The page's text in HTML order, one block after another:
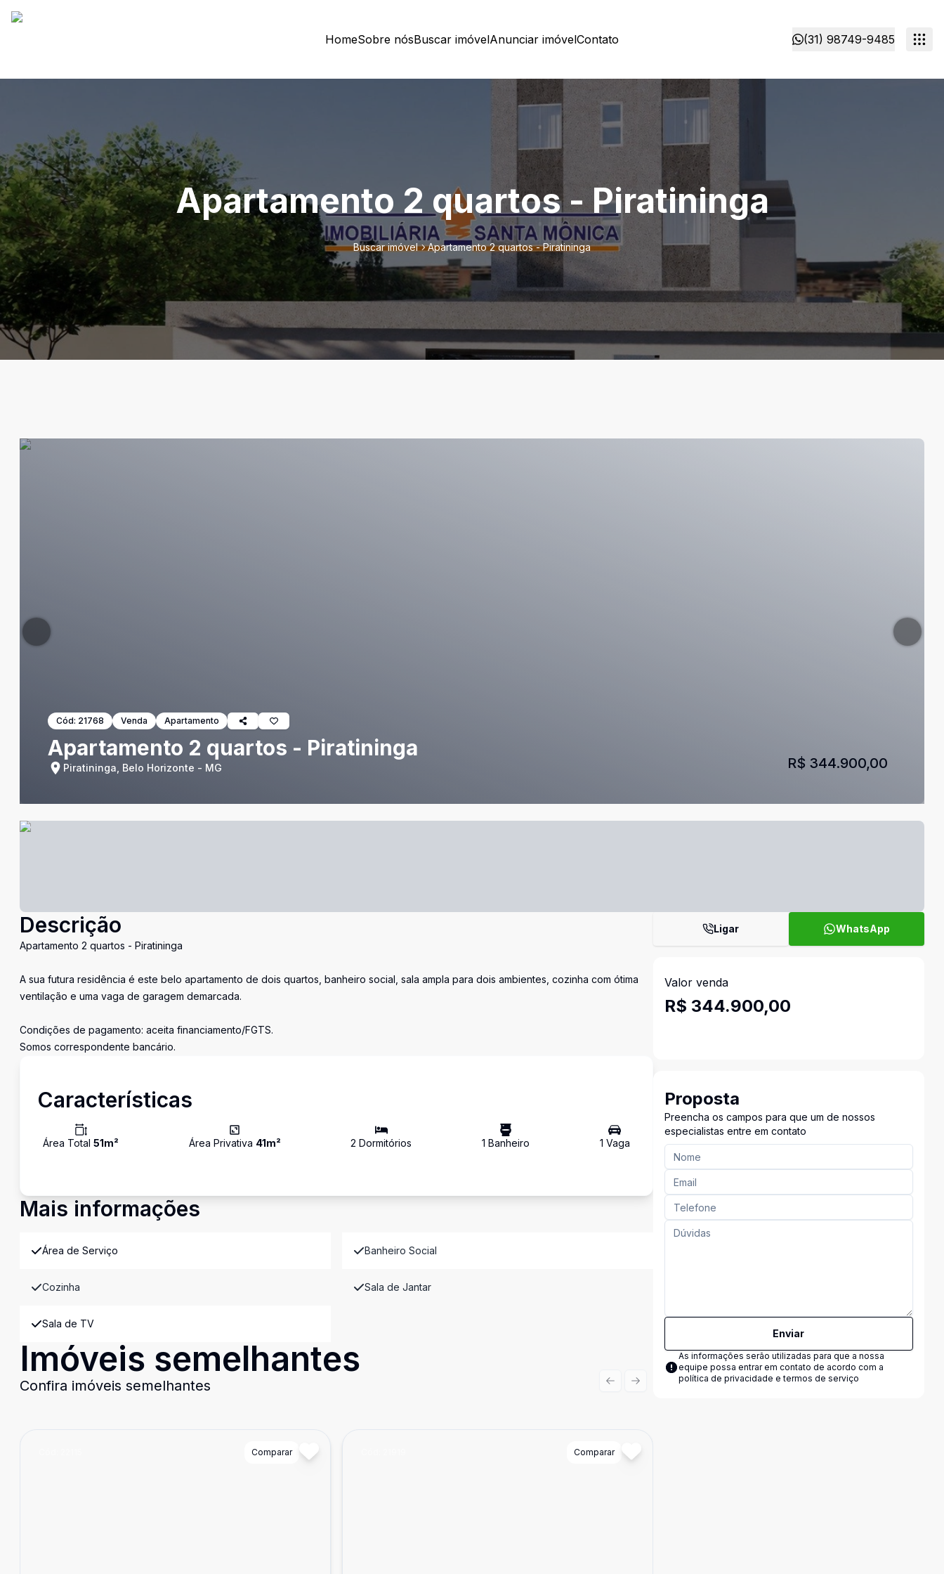
HomeSobre nósBuscar imóvelAnunciar imóvelContato (31) 98749-9485
Apartamento 2 quartos - Piratininga
Buscar imóvel Apartamento 2 quartos - Piratininga
Cód: 21768 Venda Apartamento
Apartamento 2 quartos - Piratininga
Piratininga, Belo Horizonte - MG R$ 344.900,00
Descrição
Apartamento 2 quartos - Piratininga
A sua futura residência é este belo apartamento de dois quartos, banheiro social, sala ampla para dois ambientes, cozinha com ótima
ventilação e uma vaga de garagem demarcada.
Condições de pagamento: aceita financiamento/FGTS.
Somos correspondente bancário.
Características
Área Total 51m² Área Privativa 41m² 2 Dormitórios 1 Banheiro 1 Vaga
Mais informações
Área de Serviço Banheiro Social
Cozinha Sala de Jantar
Sala de TV
Imóveis semelhantes
Confira imóveis semelhantes
Comparar Comparar
Previous slide
Next slide
Ligar WhatsApp
Valor venda
R$ 344.900,00
Proposta
Preencha os campos para que um de nossos
especialistas entre em contato
Enviar
As informações serão utilizadas para que a nossa
equipe possa entrar em contato de acordo com a
política de privacidade e termos de serviço